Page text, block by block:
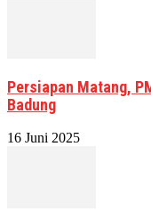
Persiapan Matang,
Badung
16 Juni 2025